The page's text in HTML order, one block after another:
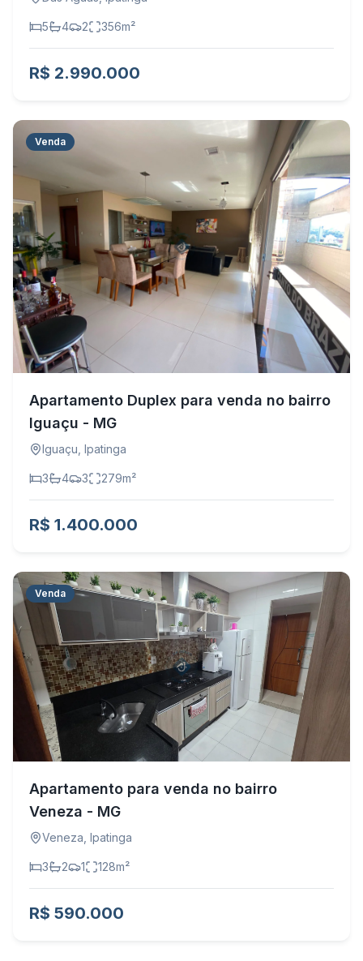
5 4 2 356m²
R$ 2.990.000
Venda
Apartamento Duplex para venda no bairro
Iguaçu - MG
Iguaçu Ipatinga
3 4 3 279m²
R$ 1.400.000
Venda
Apartamento para venda no bairro
Veneza - MG
Veneza Ipatinga
3 2 1 128m²
R$ 590.000